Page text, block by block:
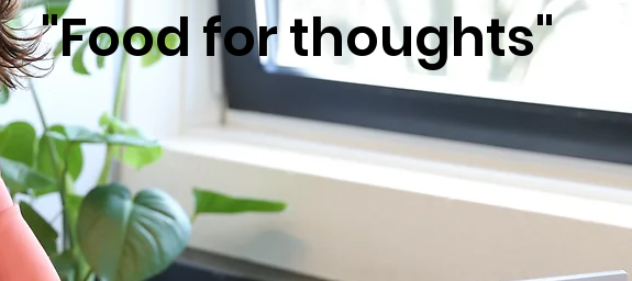
"Food for thoughts"